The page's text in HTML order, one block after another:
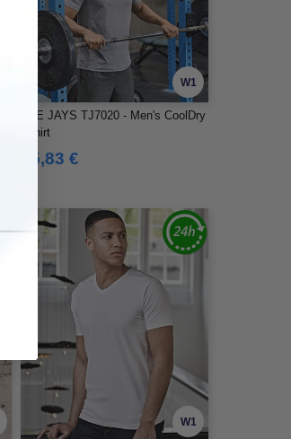
W1
TEE JAYS TJ7020 - Men's CoolDry
t-shirt
15,83 €
W1